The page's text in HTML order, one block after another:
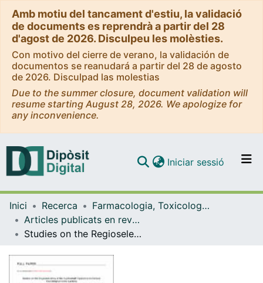
Amb motiu del tancament d'estiu, la validació
de documents es reprendrà a partir del 28
d'agost de 2026. Disculpeu les molèsties.
Con motivo del cierre de verano, la validación de
documentos se reanudará a partir del 28 de agosto
de 2026. Disculpad las molestias
Due to the summer closure, document validation will
resume starting August 28, 2026. We apologize for
any inconvenience.
Navega per tot el DD
Com publicar
Iniciar sessió (current)
Inici Recerca
Farmacologia, Toxicologia i Química Terapèutica
Articles publicats en revistes (Farmacologia, Toxicologia i Química Terapèutica)
Studies on the Regioselectivity of the Cyclization of Tryptophanol-Derived Oxazolopiperidone Lactams